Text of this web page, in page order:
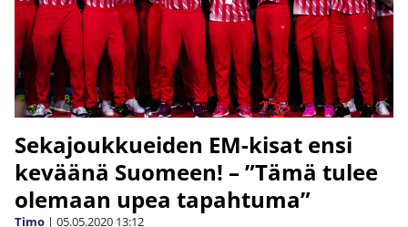
Sekajoukkueiden EM-kisat ensi
keväänä Suomeen! – ”Tämä tulee
olemaan upea tapahtuma”
Timo | 05.05.2020 13:12